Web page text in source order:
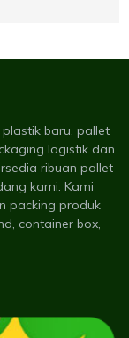
baru, pallet
logistik dan
ribuan pallet
kami. Kami
packing produk
container box,